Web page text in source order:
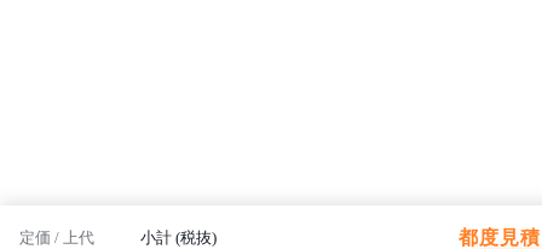
定価 / 上代 小計 (税抜) 都度見